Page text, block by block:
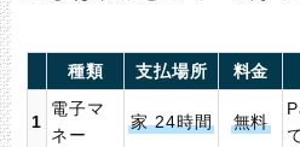
種類 支払場所 料金
1
電子マ
ネー
家 24時間 無料